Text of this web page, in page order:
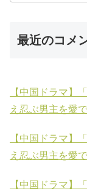
最近のコメ
【中国ドラマ】
え忍ぶ男主を愛
【中国ドラマ】
え忍ぶ男主を愛
【中国ドラマ】